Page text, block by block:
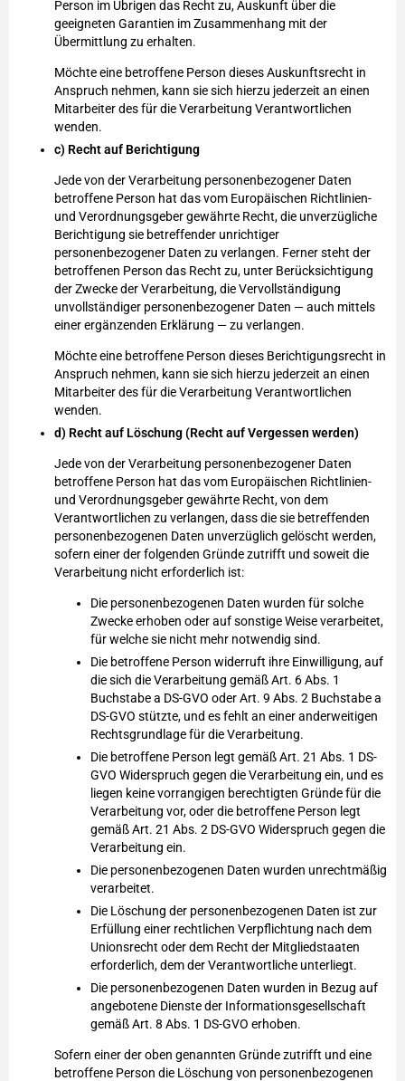
Person im Übrigen das Recht zu, Auskunft über die
geeigneten Garantien im Zusammenhang mit der
Übermittlung zu erhalten.
Möchte eine betroffene Person dieses Auskunftsrecht in
Anspruch nehmen, kann sie sich hierzu jederzeit an einen
Mitarbeiter des für die Verarbeitung Verantwortlichen
wenden.
c) Recht auf Berichtigung
Jede von der Verarbeitung personenbezogener Daten
betroffene Person hat das vom Europäischen Richtlinien-
und Verordnungsgeber gewährte Recht, die unverzügliche
Berichtigung sie betreffender unrichtiger
personenbezogener Daten zu verlangen. Ferner steht der
betroffenen Person das Recht zu, unter Berücksichtigung
der Zwecke der Verarbeitung, die Vervollständigung
unvollständiger personenbezogener Daten — auch mittels
einer ergänzenden Erklärung — zu verlangen.
Möchte eine betroffene Person dieses Berichtigungsrecht in
Anspruch nehmen, kann sie sich hierzu jederzeit an einen
Mitarbeiter des für die Verarbeitung Verantwortlichen
wenden.
d) Recht auf Löschung (Recht auf Vergessen werden)
Jede von der Verarbeitung personenbezogener Daten
betroffene Person hat das vom Europäischen Richtlinien-
und Verordnungsgeber gewährte Recht, von dem
Verantwortlichen zu verlangen, dass die sie betreffenden
personenbezogenen Daten unverzüglich gelöscht werden,
sofern einer der folgenden Gründe zutrifft und soweit die
Verarbeitung nicht erforderlich ist:
Die personenbezogenen Daten wurden für solche
Zwecke erhoben oder auf sonstige Weise verarbeitet,
für welche sie nicht mehr notwendig sind.
Die betroffene Person widerruft ihre Einwilligung, auf
die sich die Verarbeitung gemäß Art. 6 Abs. 1
Buchstabe a DS-GVO oder Art. 9 Abs. 2 Buchstabe a
DS-GVO stützte, und es fehlt an einer anderweitigen
Rechtsgrundlage für die Verarbeitung.
Die betroffene Person legt gemäß Art. 21 Abs. 1 DS-
GVO Widerspruch gegen die Verarbeitung ein, und es
liegen keine vorrangigen berechtigten Gründe für die
Verarbeitung vor, oder die betroffene Person legt
gemäß Art. 21 Abs. 2 DS-GVO Widerspruch gegen die
Verarbeitung ein.
Die personenbezogenen Daten wurden unrechtmäßig
verarbeitet.
Die Löschung der personenbezogenen Daten ist zur
Erfüllung einer rechtlichen Verpflichtung nach dem
Unionsrecht oder dem Recht der Mitgliedstaaten
erforderlich, dem der Verantwortliche unterliegt.
Die personenbezogenen Daten wurden in Bezug auf
angebotene Dienste der Informationsgesellschaft
gemäß Art. 8 Abs. 1 DS-GVO erhoben.
Sofern einer der oben genannten Gründe zutrifft und eine
betroffene Person die Löschung von personenbezogenen